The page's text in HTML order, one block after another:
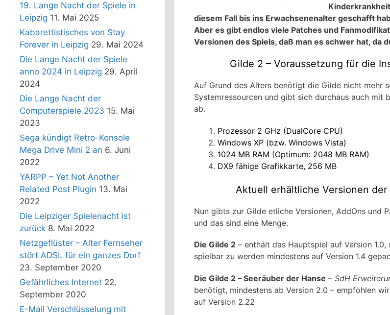
diesem Fall bis ins Erwachsenenalter geschafft
Aber es gibt endlos viele Patches und
Versionen des Spiels, daß man es schwer hat, da
Gilde 2 – Voraussetzung für die
Auf Grund des Alters benötigt die Gilde nicht mehr
Systemressourcen und gibt sich durchaus auch mit
ab.
Prozessor 2 GHz (DualCore CPU)
Windows XP (bzw. Windows Vista)
1024 MB RAM (Optimum: 2048 MB RAM)
DX9 fähige Grafikkarte, 256 MB
Aktuell erhältliche Versionen der
Nun gibts zur Gilde etliche Versionen, AddOns und
und das sind eine Menge.
Die Gilde 2 – enthält das Hauptspiel auf Version 1.0,
spielbar zu werden mindestens auf Version 1.4
Die Gilde 2 – Seeräuber der Hanse – SdH
benötigt, mindestens ab Version 2.0 – empfohlen
auf Version 2.22
19. Lange Nacht der Spiele in
Leipzig 11. Mai 2025
Kabarettistisches von Stay
Forever in Leipzig 29. Mai 2024
Die Lange Nacht der Spiele
anno 2024 in Leipzig 29. April
2024
Die Lange Nacht der
Computerspiele 2023 15. Mai
2023
Sega kündigt Retro-Konsole
Mega Drive Mini 2 an 6. Juni
2022
YARPP – Yet Not Another
Related Post Plugin 13. Mai
2022
Die Leipziger Spielenacht ist
zurück 8. Mai 2022
Netzgeflüster – Alter Fernseher
stört ADSL für ein ganzes Dorf
23. September 2020
Gefährliches Internet 22.
September 2020
E-Mail Verschlüsselung mit